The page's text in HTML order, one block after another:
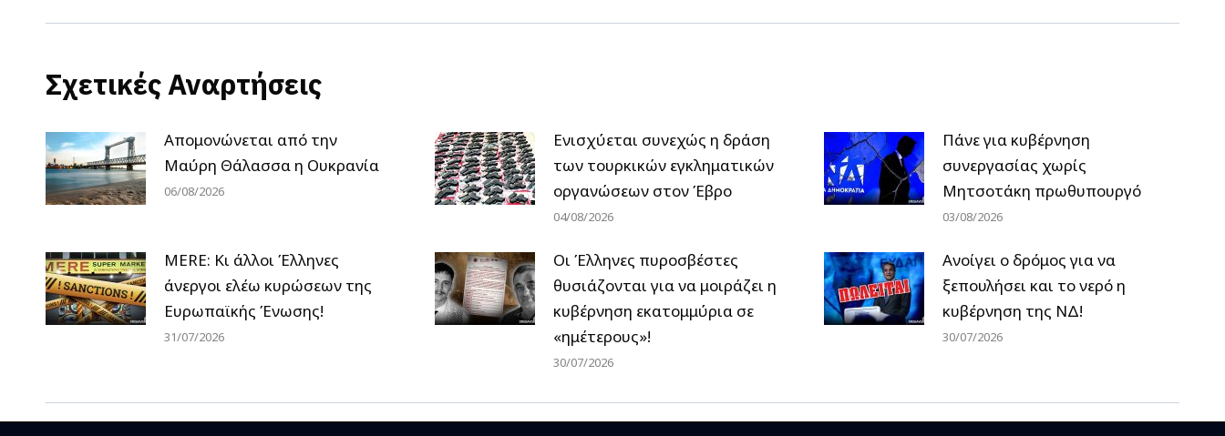
Σχετικές Αναρτήσεις
Απομονώνεται από την
Μαύρη Θάλασσα η Ουκρανία
06/08/2026
Ενισχύεται συνεχώς η δράση
των τουρκικών εγκληματικών
οργανώσεων στον Έβρο
04/08/2026
Πάνε για κυβέρνηση
συνεργασίας χωρίς
Μητσοτάκη πρωθυπουργό
03/08/2026
MERE: Κι άλλοι Έλληνες
άνεργοι ελέω κυρώσεων της
Ευρωπαϊκής Ένωσης!
31/07/2026
Οι Έλληνες πυροσβέστες
θυσιάζονται για να μοιράζει η
κυβέρνηση εκατομμύρια σε
«ημέτερους»!
30/07/2026
Ανοίγει ο δρόμος για να
ξεπουλήσει και το νερό η
κυβέρνηση της ΝΔ!
30/07/2026